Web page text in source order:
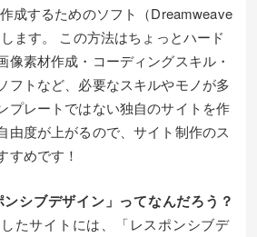
成するためのソフト（Dreamweave
ます。 この方法はちょっとハード
像素材作成・コーディングスキル・
フトなど、必要なスキルやモノが多
プレートではない独自のサイトを作
由度が上がるので、サイト制作のス
すめです！
シブデザイン」ってなんだろう？
たサイトには、「レスポンシブデ